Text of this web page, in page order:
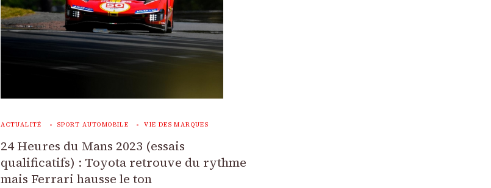
ACTUALITÉ SPORT AUTOMOBILE VIE DES MARQUES
24 Heures du Mans 2023 (essais
qualificatifs) : Toyota retrouve du rythme
mais Ferrari hausse le ton